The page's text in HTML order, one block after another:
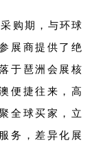
购期，与环球
展商提供了绝
于琶洲会展核
便捷往来，高
全球买家，立
务，差异化展